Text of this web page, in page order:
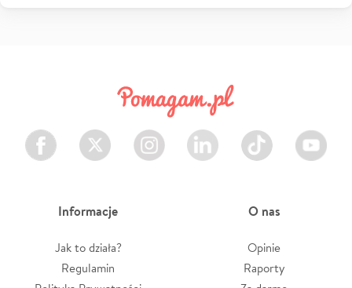
Facebook Twitter Instagram LinkedIn TikTok Youtube
Informacje
Jak to działa?
Regulamin
O nas
Opinie
Raporty